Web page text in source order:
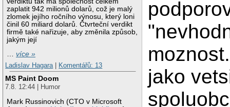
zaplatit 942 milionů dolarů, což je malý
zlomek jejího ročního výnosu, který loni
činil 60 miliard dolarů. Čtvrteční verdikt
firmě také nařizuje, aby změnila způsob,
jakým její
…více »
Ladislav Hagara
Komentářů: 13
MS Paint Doom
7.8. 12:44 | Humor
Mark Russinovich (CTO v Microsoft
jako